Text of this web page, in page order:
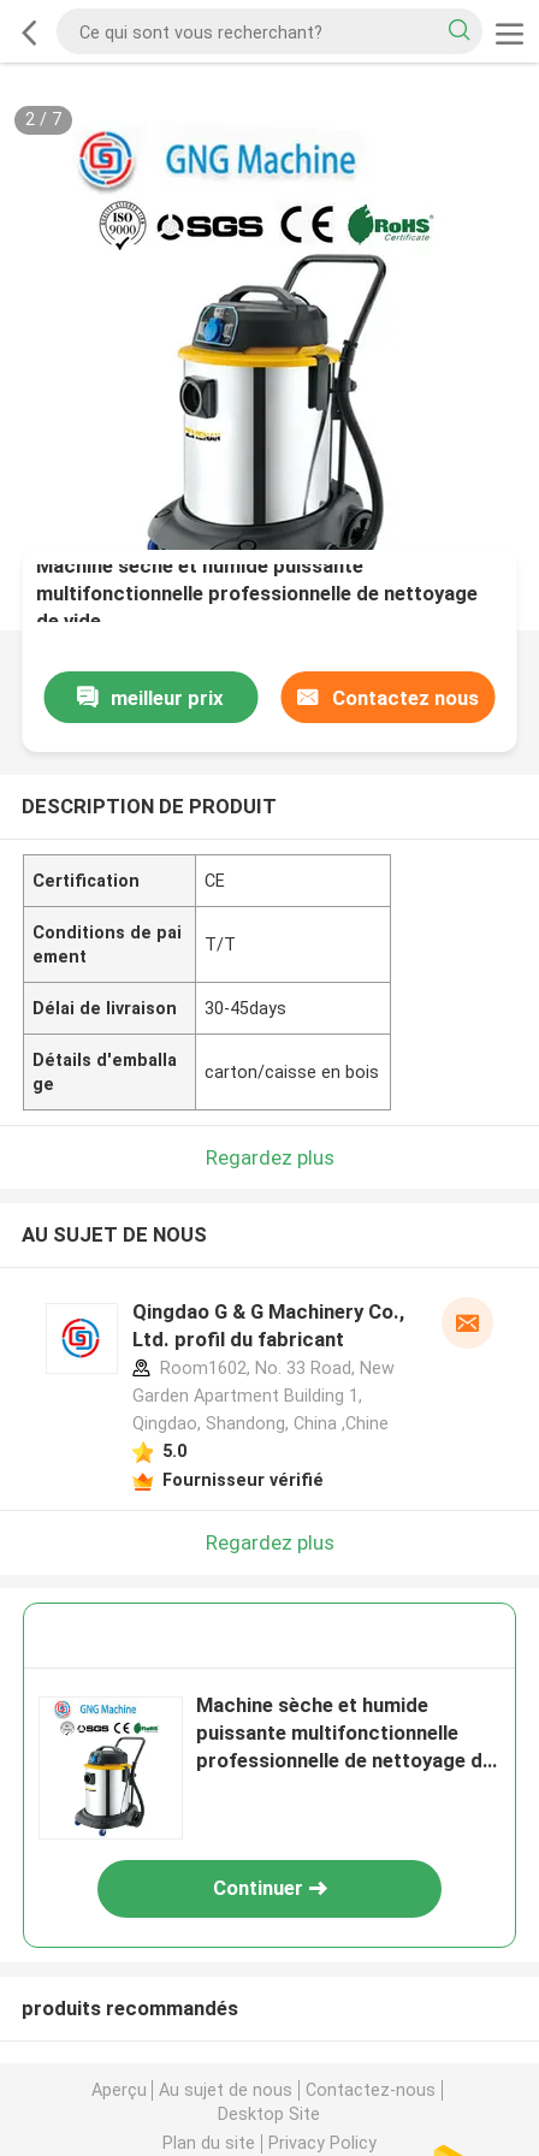
2/ 7
Machine sèche et humide puissante
multifonctionnelle professionnelle de nettoyage
de vide
meilleur prix Contactez nous
DESCRIPTION DE PRODUIT
Certification CE
Conditions de pai
ement
T/T
Délai de livraison 30-45days
Détails d'emballa
ge
carton/caisse en bois
Regardez plus
AU SUJET DE NOUS
Qingdao G & G Machinery Co.,
Ltd. profil du fabricant
Room1602, No. 33 Road, New
Garden Apartment Building 1,
Qingdao, Shandong, China ,Chine
5.0
Fournisseur vérifié
Regardez plus
Machine sèche et humide
puissante multifonctionnelle
professionnelle de nettoyage de
Continuer
produits recommandés
Aperçu Au sujet de nous
Contactez-nous
Desktop Site
Plan du site
Privacy Policy